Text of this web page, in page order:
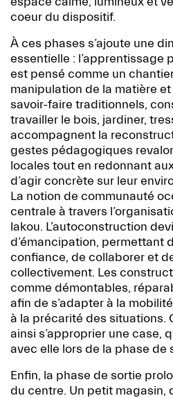
coeur du dispositif.
À ces phases s’ajoute une
essentielle : l’apprentissage
est pensé comme un
manipulation de la matière
savoir-faire traditionnels,
travailler le bois, jardiner,
accompagnent la
gestes pédagogiques
locales tout en redonnant
d’agir concrète sur leur
La notion de communauté
centrale à travers
lakou. L’autoconstruction
d’émancipation, permettant
confiance, de collaborer et
collectivement. Les
comme démontables,
afin de s’adapter à la
à la précarité des situations.
ainsi s’approprier une case,
avec elle lors de la phase de
Enfin, la phase de sortie
du centre. Un petit magasin,